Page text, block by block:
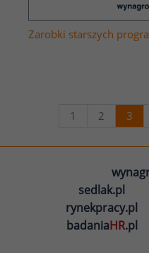
Zarobki starszych
1 2 3
sedlak.pl
rynekpracy.pl
badaniaHR.pl